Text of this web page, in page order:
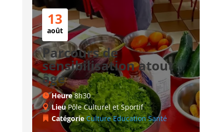
13
août
Parcours de
sensibilisation atout
âge
Heure8h30
LieuPôle Culturel et Sportif
CatégorieCulture Education Santé